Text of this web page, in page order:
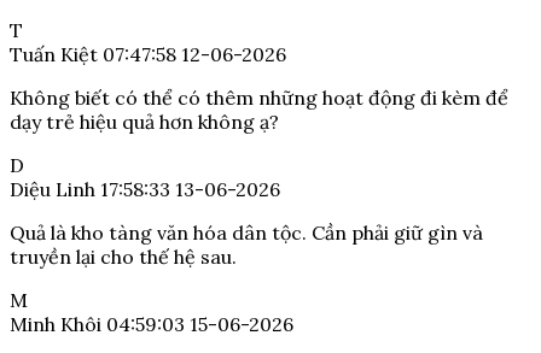
T
Tuấn Kiệt 07:47:58 12-06-2026
Không biết có thể có thêm những hoạt động đi kèm để
dạy trẻ hiệu quả hơn không ạ?
D
Diệu Linh 17:58:33 13-06-2026
Quả là kho tàng văn hóa dân tộc. Cần phải giữ gìn và
truyền lại cho thế hệ sau.
M
Minh Khôi 04:59:03 15-06-2026